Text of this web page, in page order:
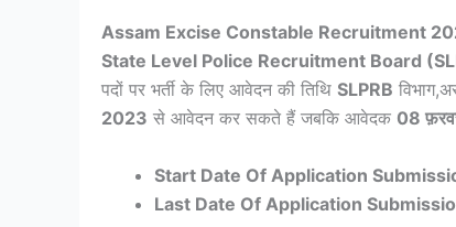
Assam Excise Constable Recruitment
State Level Police Recruitment Board
पदों पर भर्ती के लिए आवेदन की तिथि SLPRB
2023 से आवेदन कर सकते हैं जबकि आवेदक 08
Start Date Of Application
Last Date Of Application